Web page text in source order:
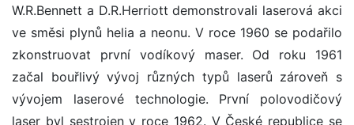
W.R.Bennett a D.R.Herriott demonstrovali laserová akci
ve směsi plynů helia a neonu. V roce 1960 se podařilo
zkonstruovat první vodíkový maser. Od roku 1961
začal bouřlivý vývoj různých typů laserů zároveň s
vývojem laserové technologie. První polovodičový
laser byl sestrojen v roce 1962. V České republice se